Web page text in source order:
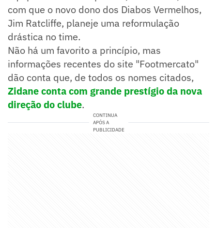
com que o novo dono dos Diabos Vermelhos,
Jim Ratcliffe, planeje uma reformulação
drástica no time.
Não há um favorito a princípio, mas
informações recentes do site "Footmercato"
dão conta que, de todos os nomes citados,
Zidane conta com grande prestígio da nova
direção do clube.
CONTINUA
APÓS A
PUBLICIDADE